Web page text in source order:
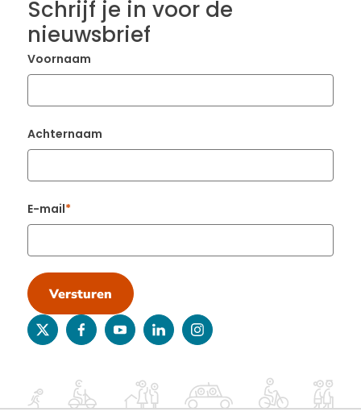
Schrijf je in voor de
nieuwsbrief
Voornaam
Achternaam
E-mail
Versturen
twitterfacebookyoutubelinkedininstagram